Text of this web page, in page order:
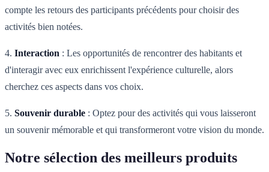
compte les retours des participants précédents pour choisir des
activités bien notées.
4. Interaction : Les opportunités de rencontrer des habitants et
d'interagir avec eux enrichissent l'expérience culturelle, alors
cherchez ces aspects dans vos choix.
5. Souvenir durable : Optez pour des activités qui vous laisseront
un souvenir mémorable et qui transformeront votre vision du monde.
Notre sélection des meilleurs produits